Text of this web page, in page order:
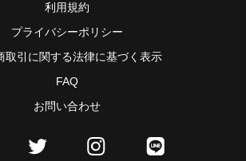
利用規約
プライバシーポリシー
取引に関する法律に基づく表示
FAQ
お問い合わせ